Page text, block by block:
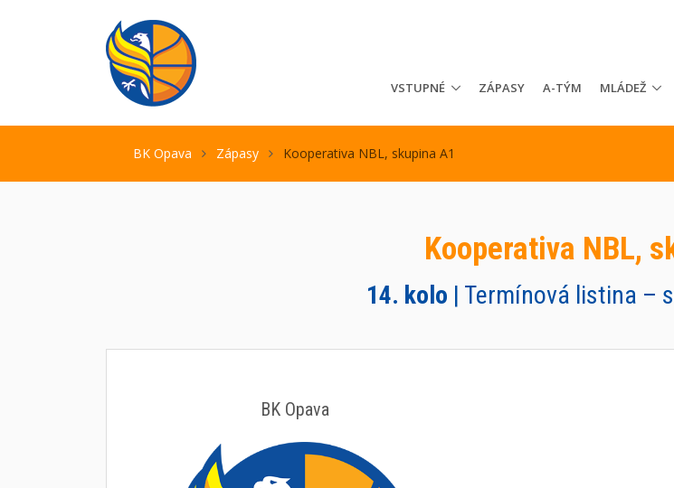
VSTUPNÉ ZÁPASY A-TÝM MLÁDEŽ
BK Opava Zápasy Kooperativa NBL, skupina A1
Kooperativa NBL,
14. kolo | Termínová listina –
BK Opava